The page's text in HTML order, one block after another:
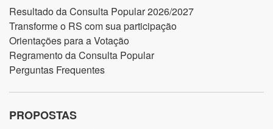
Resultado da Consulta Popular 2026/2027
Transforme o RS com sua participação
Orientações para a Votação
Regramento da Consulta Popular
Perguntas Frequentes
PROPOSTAS